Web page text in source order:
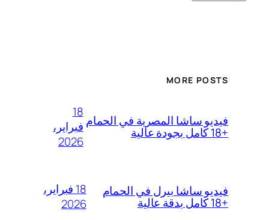
MORE POSTS
فيديو ساشا المصرية في الحمام
+18 كامل بجودة عالية
18
فبراير،
2026
فيديو ساشا بيرل في الحمام
+18 كامل بدقة عالية
18 فبراير،
2026